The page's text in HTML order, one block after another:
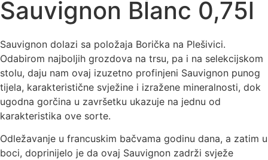
Sauvignon Blanc 0,75l
Sauvignon dolazi sa položaja Borička na Plešivici.
Odabirom najboljih grozdova na trsu, pa i na selekcijskom
stolu, daju nam ovaj izuzetno profinjeni Sauvignon punog
tijela, karakteristične svježine i izražene mineralnosti, dok
ugodna gorčina u završetku ukazuje na jednu od
karakteristika ove sorte.
Odležavanje u francuskim bačvama godinu dana, a zatim u
boci, doprinijelo je da ovaj Sauvignon zadrži svježe